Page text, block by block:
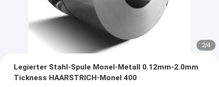
2/4
Legierter Stahl-Spule Monel-Metall 0.12mm-2.0mm
Tickness HAARSTRICH-Monel 400